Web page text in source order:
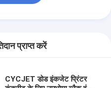
प्राप्त करें
CYCJET डोड इंकजेट प्रिंटर